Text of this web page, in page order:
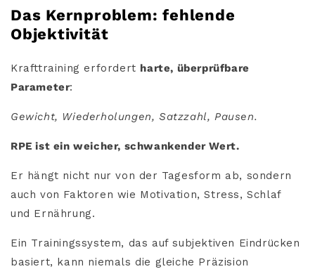
Das Kernproblem: fehlende
Objektivität
Krafttraining erfordert harte, überprüfbare
Parameter:
Gewicht, Wiederholungen, Satzzahl, Pausen.
RPE ist ein weicher, schwankender Wert.
Er hängt nicht nur von der Tagesform ab, sondern
auch von Faktoren wie Motivation, Stress, Schlaf
und Ernährung.
Ein Trainingssystem, das auf subjektiven Eindrücken
basiert, kann niemals die gleiche Präzision